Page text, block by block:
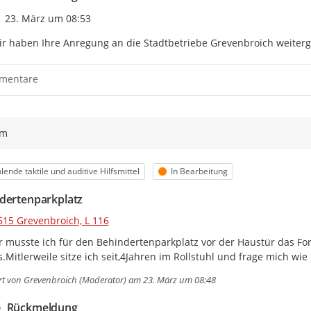
Das heißt:
Aber wir können die Barrieren
Wir wollen aber alle Barrieren in
maschinell erfolgen und es keine menschliche
Zeitpunkt des Erstellens
23. März um 08:53
haben Ihre Anregung an die Stadtbetriebe Grevenbroich
taktile und auditive Hilfsmittel Status
In Bearbeitung
Grevenbroich, L 116
musste ich für den Behindertenparkplatz vor der Haustür das
sitze ich seit,4Jahren im Rollstuhl und frage mich
von Grevenbroich (Moderator)am 23. März um 08:48
Rückmeldung